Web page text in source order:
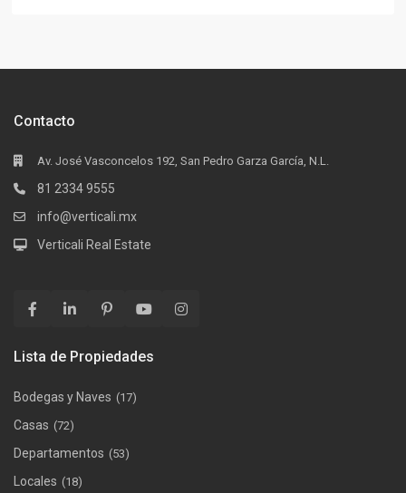
Contacto
Av. José Vasconcelos 192, San Pedro Garza García, N.L.
81 2334 9555
info@verticali.mx
Verticali Real Estate
Lista de Propiedades
Bodegas y Naves (17)
Casas (72)
Departamentos (53)
Locales (18)